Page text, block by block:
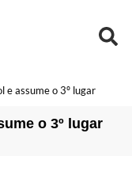
e assume o 3º lugar
o 3º lugar